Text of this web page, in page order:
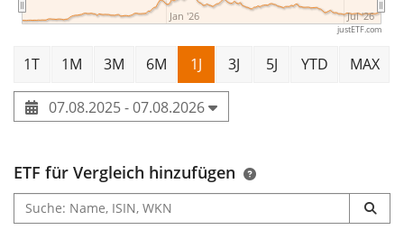
Jan '26 Jul '26
justETF.com
1T 1M 3M 6M 1J 3J 5J YTD MAX
07.08.2025 - 07.08.2026
ETF für Vergleich hinzufügen